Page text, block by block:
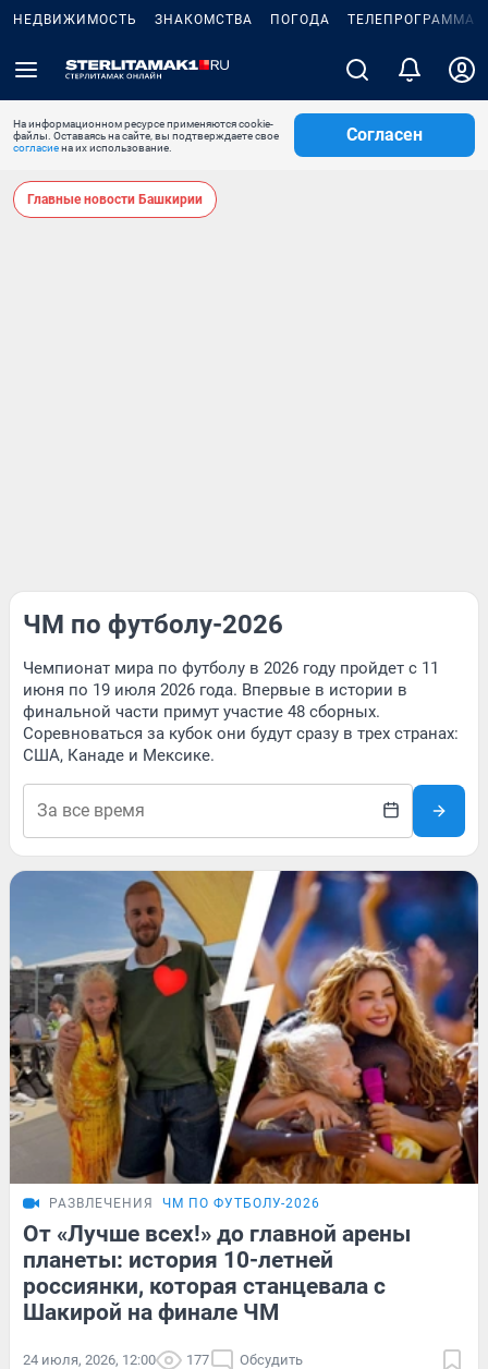
НЕДВИЖИМОСТЬ ЗНАКОМСТВА ПОГОДА ТЕЛЕПРОГРАММА
На информационном ресурсе применяются cookie-
файлы. Оставаясь на сайте, вы подтверждаете свое
согласиена их использование.
Согласен
Главные новости Башкирии
ЧМ по футболу-2026
Чемпионат мира по футболу в 2026 году пройдет с 11
июня по 19 июля 2026 года. Впервые в истории в
финальной части примут участие 48 сборных.
Соревноваться за кубок они будут сразу в трех странах:
США, Канаде и Мексике.
РАЗВЛЕЧЕНИЯ ЧМ ПО ФУТБОЛУ-2026
От «Лучше всех!» до главной арены
планеты: история 10-летней
россиянки, которая станцевала с
Шакирой на финале ЧМ
24 июля, 2026, 12:00 177 Обсудить